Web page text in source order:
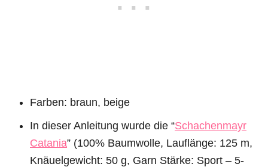
Farben: braun, beige
In dieser Anleitung wurde die “Schachenmayr
Catania” (100% Baumwolle, Lauflänge: 125 m,
Knäuelgewicht: 50 g, Garn Stärke: Sport – 5-